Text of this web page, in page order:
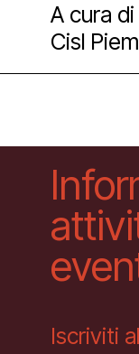
A cura
Cisl
Iscriviti